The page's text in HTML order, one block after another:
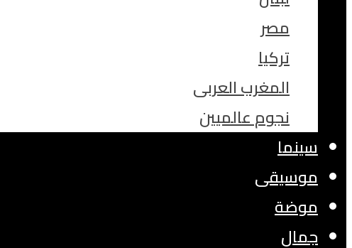
مصر
تركيا
المغرب العربى
نجوم عالميين
سينما
موسيقى
موضة
جمال